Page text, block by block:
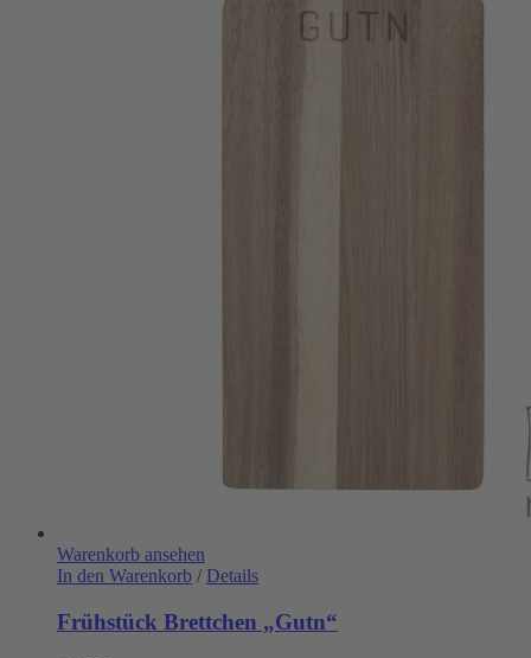
Warenkorb ansehen
In den Warenkorb / Details
Frühstück Brettchen „Gutn“